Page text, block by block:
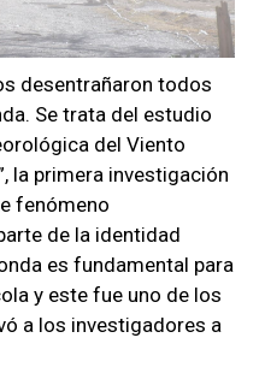
desentrañaron todos
Se trata del estudio
del Viento
la primera investigación
fenómeno
de la identidad
es fundamental para
y este fue uno de los
a los investigadores a